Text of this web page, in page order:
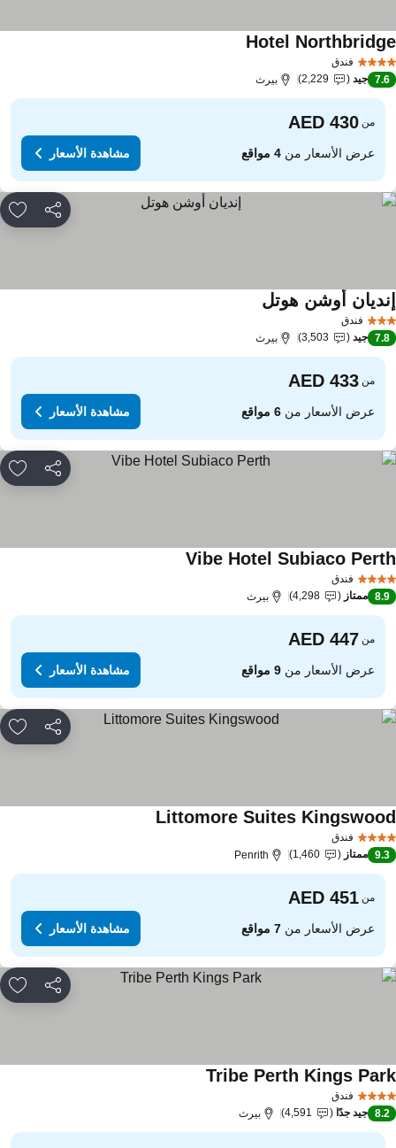
فندق
Hotelمشاهدة الأسعار
7.6 جيد 2,229 بيرث
من
عرض الأسعار من4 مواقع مشاهدة الأسعار
مشاركة
فندق
أوشن هوتلمشاهدة الأسعار
7.8 جيد 3,503 بيرث
من
عرض الأسعار من6 مواقع مشاهدة الأسعار
مشاركة
فندق
Vibe Hotel Subiacoمشاهدة الأسعار
8.9 ممتاز 4,298 بيرث
من
عرض الأسعار من9 مواقع مشاهدة الأسعار
مشاركة
فندق
Littomore Suitesمشاهدة الأسعار
9.3 ممتاز 1,460
Penrith
من
عرض الأسعار من7 مواقع مشاهدة الأسعار
مشاركة
فندق
Tribe Perth Kingsمشاهدة الأسعار
8.2 جيد جدًا 4,591 بيرث